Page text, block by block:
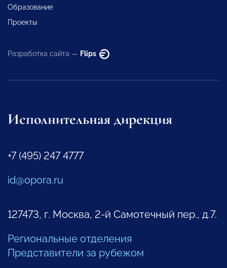
Образование
Проекты
Разработка сайта — Flips
Исполнительная дирекция
+7 (495) 247 4777
id@opora.ru
127473, г. Москва, 2-й Самотечный пер., д.7.
Региональные отделения
Представители за рубежом